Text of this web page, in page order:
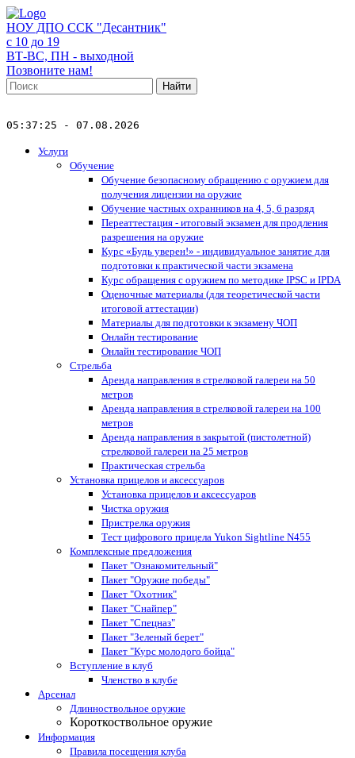
НОУ ДПО ССК "Десантник"
с 10 до 19
ВТ-ВС, ПН - выходной
Позвоните нам!
Найти
05:37:25 - 07.08.2026
Услуги
Обучение
Обучение безопасному обращению с оружием для
получения лицензии на оружие
Обучение частных охранников на 4, 5, 6 разряд
Переаттестация - итоговый экзамен для продления
разрешения на оружие
Курс «Будь уверен!» - индивидуальное занятие для
подготовки к практической части экзамена
Курс обращения с оружием по методике IPSC и IPDA
Оценочные материалы (для теоретической части
итоговой аттестации)
Материалы для подготовки к экзамену ЧОП
Онлайн тестирование
Онлайн тестирование ЧОП
Стрельба
Аренда направления в стрелковой галереи на 50
метров
Аренда направления в стрелковой галереи на 100
метров
Аренда направления в закрытой (пистолетной)
стрелковой галереи на 25 метров
Практическая стрельба
Установка прицелов и аксессуаров
Установка прицелов и аксессуаров
Чистка оружия
Пристрелка оружия
Тест цифрового прицела Yukon Sightline N455
Комплексные предложения
Пакет "Ознакомительный"
Пакет "Оружие победы"
Пакет "Охотник"
Пакет "Снайпер"
Пакет "Спецназ"
Пакет "Зеленый берет"
Пакет "Курс молодого бойца"
Вступление в клуб
Членство в клубе
Арсенал
Длинноствольное оружие
Короткоствольное оружие
Информация
Правила посещения клуба